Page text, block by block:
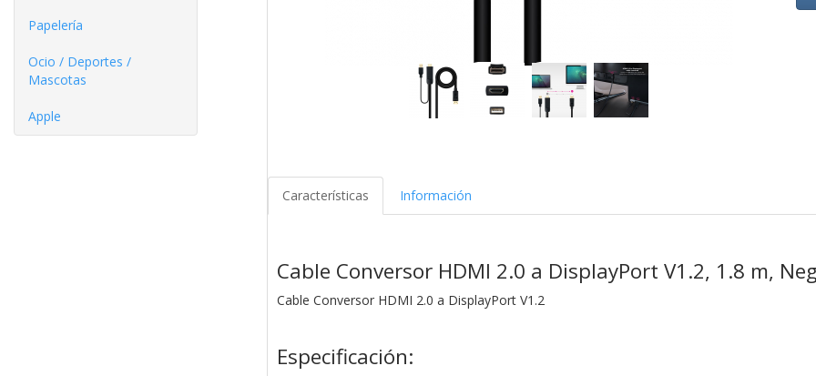
Papelería
Ocio / Deportes /
Mascotas
Apple
Características Información
Cable Conversor HDMI 2.0 a DisplayPort V1.2, 1.8 m,
Cable Conversor HDMI 2.0 a DisplayPort V1.2
Especificación: